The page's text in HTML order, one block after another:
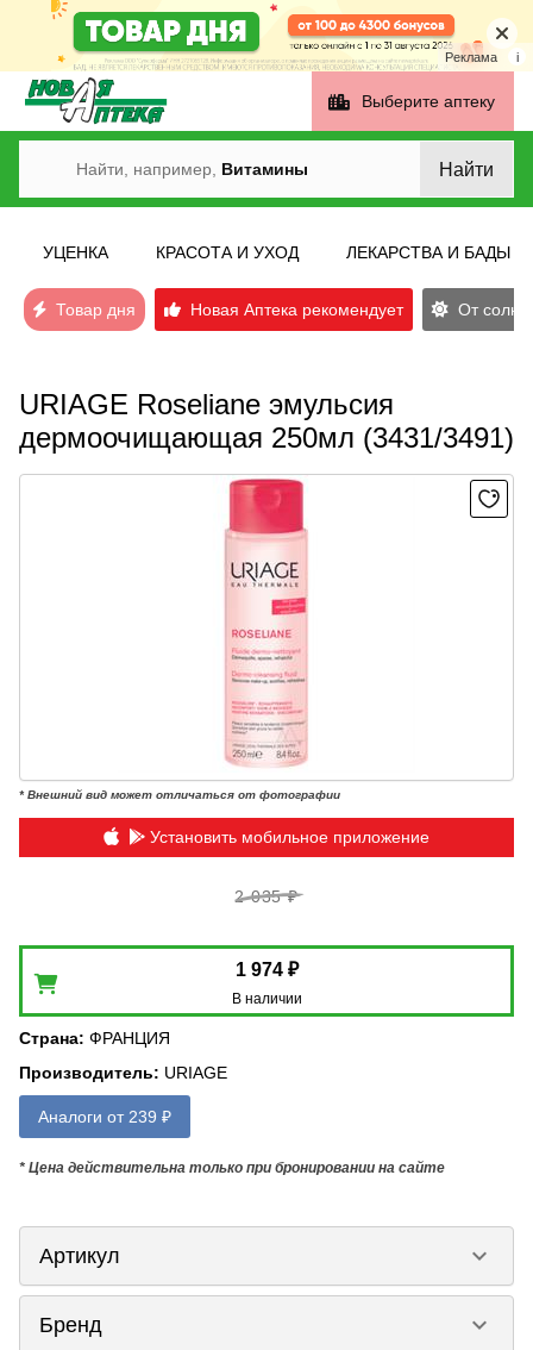
Реклама i
Выберите аптеку
Найти, например, Витамины Найти
УЦЕНКА КРАСОТА И УХОД ЛЕКАРСТВА И БАДЫ
Товар дня Новая Аптека рекомендует От
URIAGE Roseliane эмульсия
дермоочищающая 250мл (3431/3491)
* Внешний вид может отличаться от фотографии
Установить мобильное приложение
2 035 ₽
1 974 ₽
В наличии
Страна: ФРАНЦИЯ
Производитель: URIAGE
Аналоги от 239 ₽
* Цена действительна только при бронировании на сайте
Артикул keyboard_arrow_down
Бренд keyboard_arrow_down